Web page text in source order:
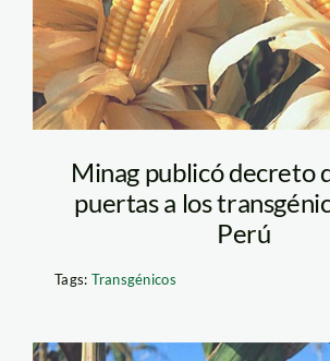
Minag publicó decreto
puertas a los
Perú
Tags: Transgénicos